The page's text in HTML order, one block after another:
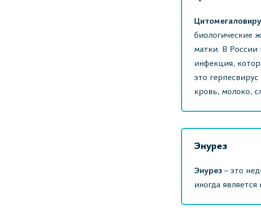
биологические
матки. В
инфекция,
это
кровь, молоко,
Энурез
Энурез – это
иногда